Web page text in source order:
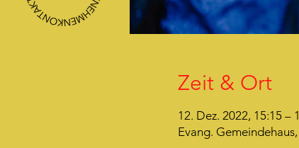
Zeit & Ort
12. Dez. 2022, 15:15 –
Evang.